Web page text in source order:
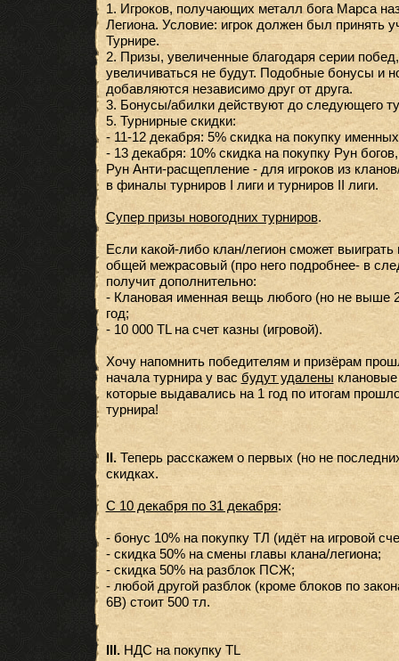
1. Игроков, получающих металл бога Марса
Легиона. Условие: игрок должен был принять
Турнире.
2. Призы, увеличенные благодаря серии
увеличиваться не будут. Подобные бонусы и
добавляются независимо друг от друга.
3. Бонусы/абилки действуют до следующего
5. Турнирные скидки:
- 11-12 декабря: 5% скидка на покупку
- 13 декабря: 10% скидка на покупку Рун
Рун Анти-расщепление - для игроков из
в финалы турниров I лиги и турниров II лиги.
Супер призы новогодних турниров.
Если какой-либо клан/легион сможет
общей межрасовый (про него подробнее- в
получит дополнительно:
- Клановая именная вещь любого (но не выше
год;
- 10 000 TL на счет казны (игровой).
Хочу напомнить победителям и призёрам
начала турнира у вас будут удалены
которые выдавались на 1 год по итогам
турнира!
II.Теперь расскажем о первых (но не
скидках.
С 10 декабря по 31 декабря:
- бонус 10% на покупку ТЛ (идёт на игровой
- скидка 50% на смены главы клана/легиона;
- скидка 50% на разблок ПСЖ;
- любой другой разблок (кроме блоков по
6В) стоит 500 тл.
III.НДС на покупку TL